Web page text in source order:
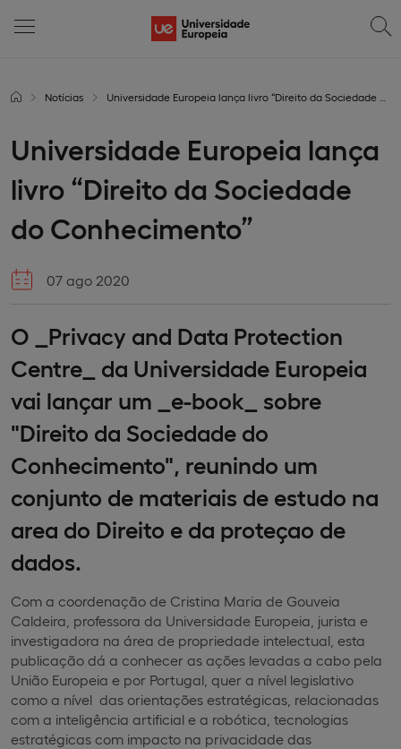
Notícias Universidade Europeia lança livro “Direito da Sociedade do Conhecimento”
Universidade Europeia lança
livro “Direito da Sociedade
do Conhecimento”
07 ago 2020
O _Privacy and Data Protection
Centre_ da Universidade Europeia
vai lançar um _e-book_ sobre
"Direito da Sociedade do
Conhecimento", reunindo um
conjunto de materiais de estudo na
area do Direito e da proteçao de
dados.
Com a coordenação de Cristina Maria de Gouveia
Caldeira, professora da Universidade Europeia, jurista e
investigadora na área de propriedade intelectual, esta
publicação dá a conhecer as ações levadas a cabo pela
União Europeia e por Portugal, quer a nível legislativo
como a nível das orientações estratégicas, relacionadas
com a inteligência artificial e a robótica, tecnologias
estratégicas com impacto na privacidade das